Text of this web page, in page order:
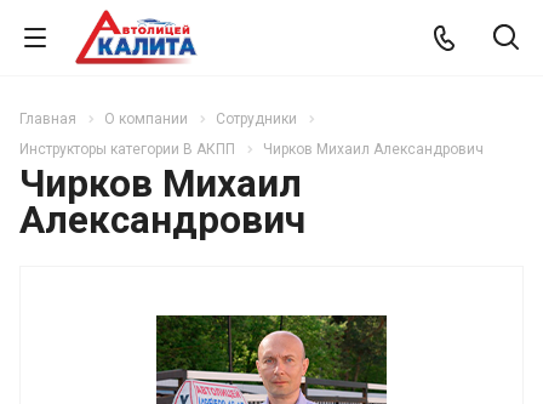
Главная О компании
Сотрудники
Инструкторы категории B АКПП
Чирков Михаил Александрович
Чирков Михаил
Александрович